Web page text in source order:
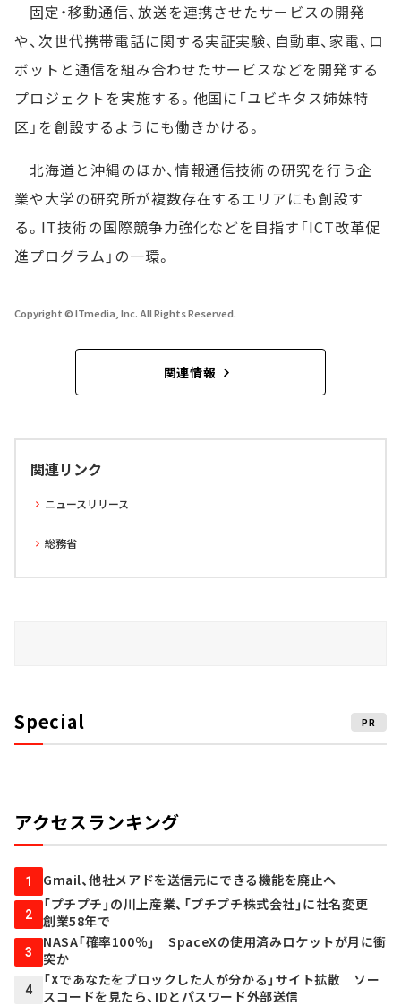
固定・移動通信、放送を連携させたサービスの開発
や、次世代携帯電話に関する実証実験、自動車、家電、ロ
ボットと通信を組み合わせたサービスなどを開発する
プロジェクトを実施する。他国に「ユビキタス姉妹特
区」を創設するようにも働きかける。
北海道と沖縄のほか、情報通信技術の研究を行う企
業や大学の研究所が複数存在するエリアにも創設す
る。IT技術の国際競争力強化などを目指す「ICT改革促
進プログラム」の一環。
Copyright © ITmedia, Inc. All Rights Reserved.
関連情報
関連リンク
ニュースリリース
総務省
Special PR
アクセスランキング
1 Gmail、他社メアドを送信元にできる機能を廃止へ
2
「プチプチ」の川上産業、「プチプチ株式会社」に社名変更
創業58年で
3
NASA「確率100％」 SpaceXの使用済みロケットが月に衝
突か
4
「Xであなたをブロックした人が分かる」サイト拡散 ソー
スコードを見たら、IDとパスワード外部送信